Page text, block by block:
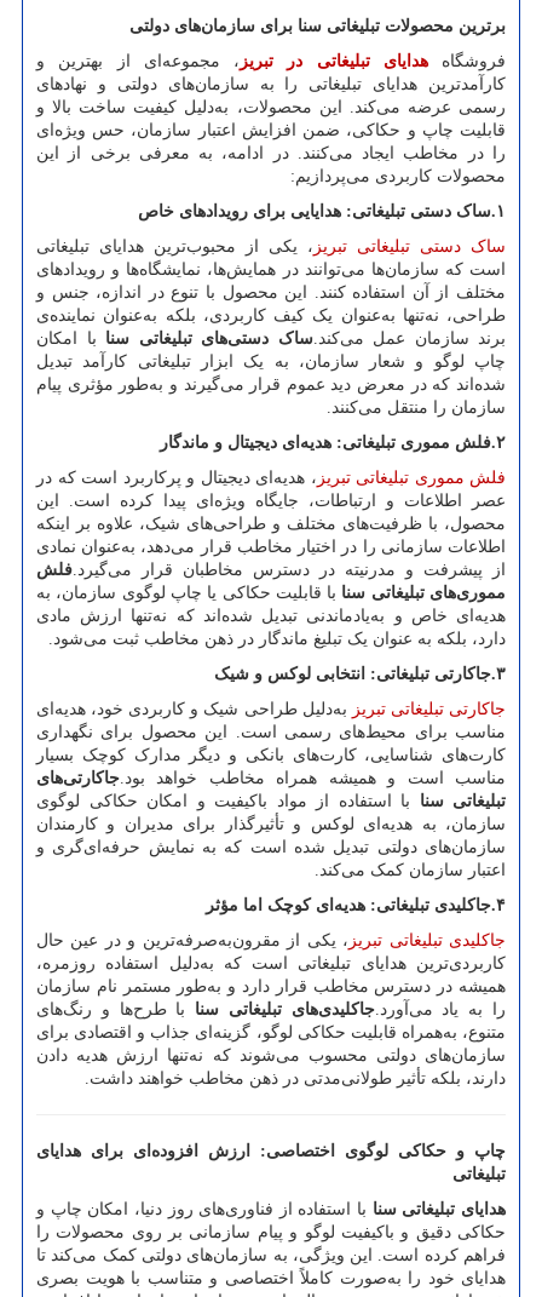
برترین محصولات تبلیغاتی سنا برای سازمان‌های دولتی
فروشگاههدایای تبلیغاتی در تبریز ، مجموعه‌ای از بهترین و
کارآمدترین هدایای تبلیغاتی را به سازمان‌های دولتی و نهادهای
رسمی عرضه می‌کند. این محصولات، به‌دلیل کیفیت ساخت بالا و
قابلیت چاپ و حکاکی، ضمن افزایش اعتبار سازمان، حس ویژه‌ای
را در مخاطب ایجاد می‌کنند. در ادامه، به معرفی برخی از این
محصولات کاربردی می‌پردازیم:
۱ .ساک دستی تبلیغاتی: هدایایی برای رویدادهای خاص
ساک دستی تبلیغاتی تبریز ، یکی از محبوب‌ترین هدایای تبلیغاتی
است که سازمان‌ها می‌توانند در همایش‌ها، نمایشگاه‌ها و رویدادهای
مختلف از آن استفاده کنند. این محصول با تنوع در اندازه، جنس و
طراحی، نه‌تنها به‌عنوان یک کیف کاربردی، بلکه به‌عنوان نماینده‌ی
برند سازمان عمل می‌کند.ساک دستی‌های تبلیغاتی سنا با امکان
چاپ لوگو و شعار سازمان، به یک ابزار تبلیغاتی کارآمد تبدیل
شده‌اند که در معرض دید عموم قرار می‌گیرند و به‌طور مؤثری پیام
سازمان را منتقل می‌کنند.
۲.فلش مموری تبلیغاتی: هدیه‌ای دیجیتال و ماندگار
فلش مموری تبلیغاتی تبریز ، هدیه‌ای دیجیتال و پرکاربرد است که در
عصر اطلاعات و ارتباطات، جایگاه ویژه‌ای پیدا کرده است. این
محصول، با ظرفیت‌های مختلف و طراحی‌های شیک، علاوه بر اینکه
اطلاعات سازمانی را در اختیار مخاطب قرار می‌دهد، به‌عنوان نمادی
از پیشرفت و مدرنیته در دسترس مخاطبان قرار می‌گیرد.فلش
مموری‌های تبلیغاتی سنا با قابلیت حکاکی یا چاپ لوگوی سازمان، به
هدیه‌ای خاص و به‌یادماندنی تبدیل شده‌اند که نه‌تنها ارزش مادی
دارد، بلکه به عنوان یک تبلیغ ماندگار در ذهن مخاطب ثبت می‌شود.
۳.جاکارتی تبلیغاتی: انتخابی لوکس و شیک
جاکارتی تبلیغاتی تبریز به‌دلیل طراحی شیک و کاربردی خود، هدیه‌ای
مناسب برای محیط‌های رسمی است. این محصول برای نگهداری
کارت‌های شناسایی، کارت‌های بانکی و دیگر مدارک کوچک بسیار
مناسب است و همیشه همراه مخاطب خواهد بود.جاکارتی‌های
تبلیغاتی سنا با استفاده از مواد باکیفیت و امکان حکاکی لوگوی
سازمان، به هدیه‌ای لوکس و تأثیرگذار برای مدیران و کارمندان
سازمان‌های دولتی تبدیل شده است که به نمایش حرفه‌ای‌گری و
اعتبار سازمان کمک می‌کند.
۴.جاکلیدی تبلیغاتی: هدیه‌ای کوچک اما مؤثر
جاکلیدی تبلیغاتی تبریز ، یکی از مقرون‌به‌صرفه‌ترین و در عین حال
کاربردی‌ترین هدایای تبلیغاتی است که به‌دلیل استفاده روزمره،
همیشه در دسترس مخاطب قرار دارد و به‌طور مستمر نام سازمان
را به یاد می‌آورد.جاکلیدی‌های تبلیغاتی سنا با طرح‌ها و رنگ‌های
متنوع، به‌همراه قابلیت حکاکی لوگو، گزینه‌ای جذاب و اقتصادی برای
سازمان‌های دولتی محسوب می‌شوند که نه‌تنها ارزش هدیه دادن
دارند، بلکه تأثیر طولانی‌مدتی در ذهن مخاطب خواهند داشت.
چاپ و حکاکی لوگوی اختصاصی: ارزش افزوده‌ای برای هدایای
تبلیغاتی
هدایای تبلیغاتی سنا با استفاده از فناوری‌های روز دنیا، امکان چاپ و
حکاکی دقیق و باکیفیت لوگو و پیام سازمانی بر روی محصولات را
فراهم کرده است. این ویژگی، به سازمان‌های دولتی کمک می‌کند تا
هدایای خود را به‌صورت کاملاً اختصاصی و متناسب با هویت بصری